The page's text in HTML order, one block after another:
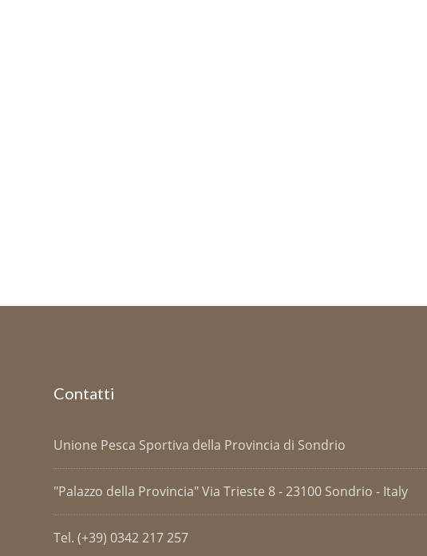
Contatti
Unione Pesca Sportiva della Provincia di Sondrio
"Palazzo della Provincia" Via Trieste 8 - 23100 Sondrio - Italy
Tel. (+39) 0342 217 257